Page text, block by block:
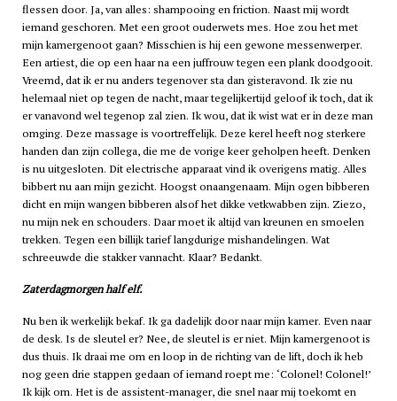
flessen door. Ja, van alles: shampooing en friction. Naast mij wordt
iemand geschoren. Met een groot ouderwets mes. Hoe zou het met
mijn kamergenoot gaan? Misschien is hij een gewone messenwerper.
Een artiest, die op een haar na een juffrouw tegen een plank doodgooit.
Vreemd, dat ik er nu anders tegenover sta dan gisteravond. Ik zie nu
helemaal niet op tegen de nacht, maar tegelijkertijd geloof ik toch, dat ik
er vanavond wel tegenop zal zien. Ik wou, dat ik wist wat er in deze man
omging. Deze massage is voortreffelijk. Deze kerel heeft nog sterkere
handen dan zijn collega, die me de vorige keer geholpen heeft. Denken
is nu uitgesloten. Dit electrische apparaat vind ik overigens matig. Alles
bibbert nu aan mijn gezicht. Hoogst onaangenaam. Mijn ogen bibberen
dicht en mijn wangen bibberen alsof het dikke vetkwabben zijn. Ziezo,
nu mijn nek en schouders. Daar moet ik altijd van kreunen en smoelen
trekken. Tegen een billijk tarief langdurige mishandelingen. Wat
schreeuwde die stakker vannacht. Klaar? Bedankt.
Zaterdagmorgen half elf.
Nu ben ik werkelijk bekaf. Ik ga dadelijk door naar mijn kamer. Even naar
de desk. Is de sleutel er? Nee, de sleutel is er niet. Mijn kamergenoot is
dus thuis. Ik draai me om en loop in de richting van de lift, doch ik heb
nog geen drie stappen gedaan of iemand roept me: ‘Colonel! Colonel!’
Ik kijk om. Het is de assistent-manager, die snel naar mij toekomt en